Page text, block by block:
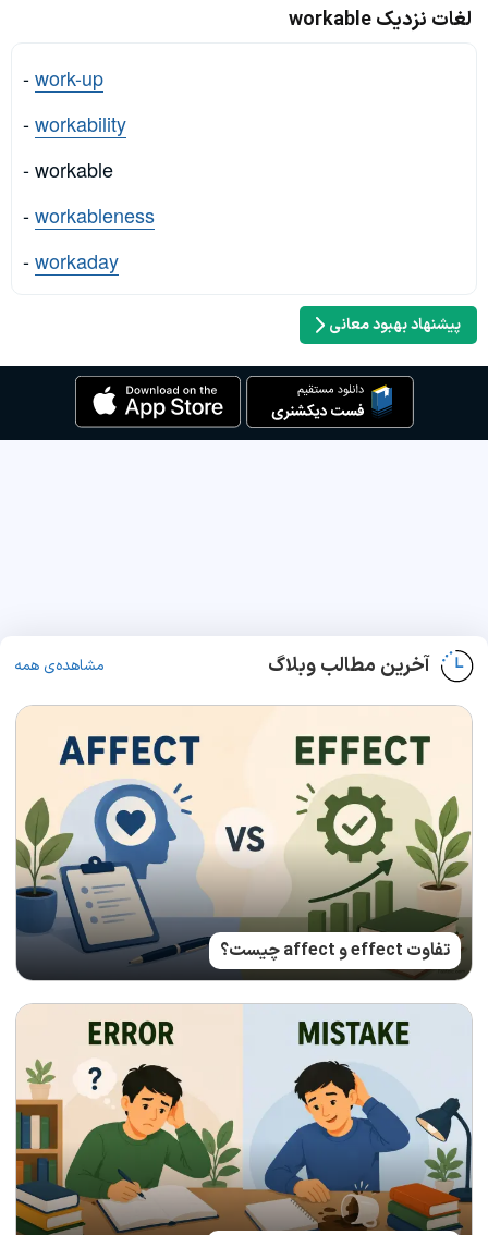
لغات نزدیک workable
-work-up
-workability
- workable
-workableness
-workaday
پیشنهاد بهبود معانی
آخرین مطالب وبلاگ مشاهده‌ی همه
تفاوت effect و affect چیست؟